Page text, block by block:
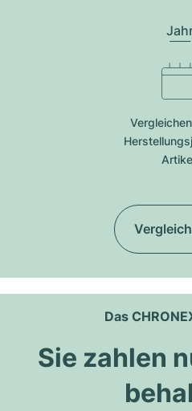
Das
Sie zahlen